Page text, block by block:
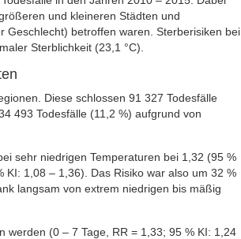
und kleineren Städten und
Geschlecht) betroffen waren. Sterberisiken bei
Sterblichkeit (23,1 °C).
Diese schlossen 91 327 Todesfälle
493 Todesfälle (11,2 %) aufgrund von
sehr niedrigen Temperaturen bei 1,32 (95 %
1,08 – 1,36). Das Risiko war also um 32 %
langsam von extrem niedrigen bis mäßig
werden (0 – 7 Tage, RR = 1,33; 95 % KI: 1,24